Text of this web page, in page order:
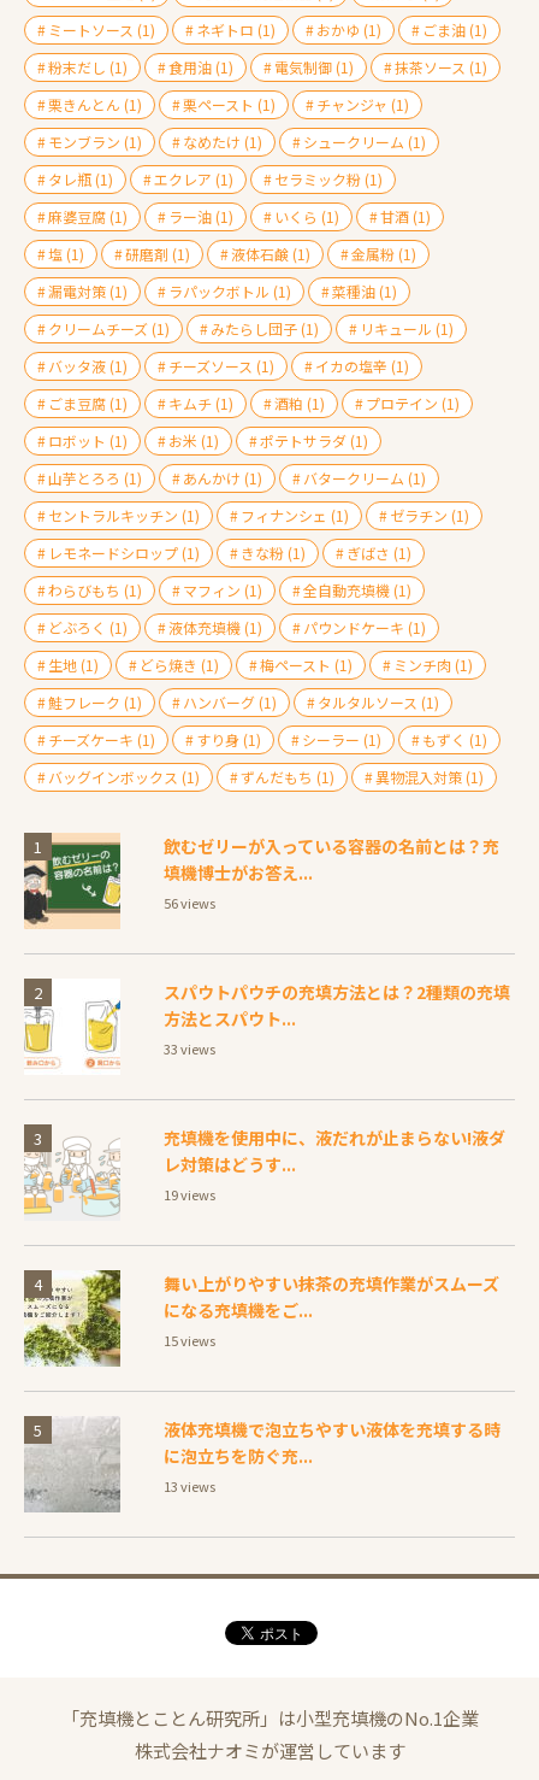
ミートソース (1) ネギトロ (1) おかゆ (1) ごま油(1)
粉末だし (1) 食用油(1) 電気制御(1) 抹茶ソース (1)
栗きんとん (1) 栗ペースト (1) チャンジャ (1)
モンブラン (1) なめたけ (1) シュークリーム (1)
タレ瓶(1) エクレア (1) セラミック粉(1)
麻婆豆腐(1) ラー油(1) いくら (1) 甘酒(1)
塩(1) 研磨剤 (1) 液体石鹸(1) 金属粉(1)
漏電対策(1) ラパックボトル (1) 菜種油(1)
クリームチーズ(1) みたらし団子(1) リキュール (1)
バッタ液(1) チーズソース (1) イカの塩辛 (1)
ごま豆腐(1) キムチ(1) 酒粕 (1) プロテイン (1)
ロボット (1) お米 (1) ポテトサラダ(1)
山芋とろろ (1) あんかけ (1) バタークリーム (1)
セントラルキッチン (1) フィナンシェ (1) ゼラチン (1)
レモネードシロップ(1) きな粉(1) ぎばさ (1)
わらびもち (1) マフィン (1) 全自動充填機(1)
どぶろく (1) 液体充填機(1) パウンドケーキ (1)
生地(1) どら焼き (1) 梅ペースト (1) ミンチ肉(1)
鮭フレーク (1) ハンバーグ(1) タルタルソース (1)
チーズケーキ (1) すり身(1) シーラー (1) もずく (1)
バッグインボックス (1) ずんだもち (1) 異物混入対策(1)
飲むゼリーが入っている容器の名前とは？充
填機博士がお答え...
56 views
スパウトパウチの充填方法とは？2種類の充填
方法とスパウト...
33 views
充填機を使用中に、液だれが止まらない!液ダ
レ対策はどうす...
19 views
舞い上がりやすい抹茶の充填作業がスムーズ
になる充填機をご...
15 views
液体充填機で泡立ちやすい液体を充填する時
に泡立ちを防ぐ充...
13 views
「充填機とことん研究所」は小型充填機のNo.1企業
株式会社ナオミが運営しています